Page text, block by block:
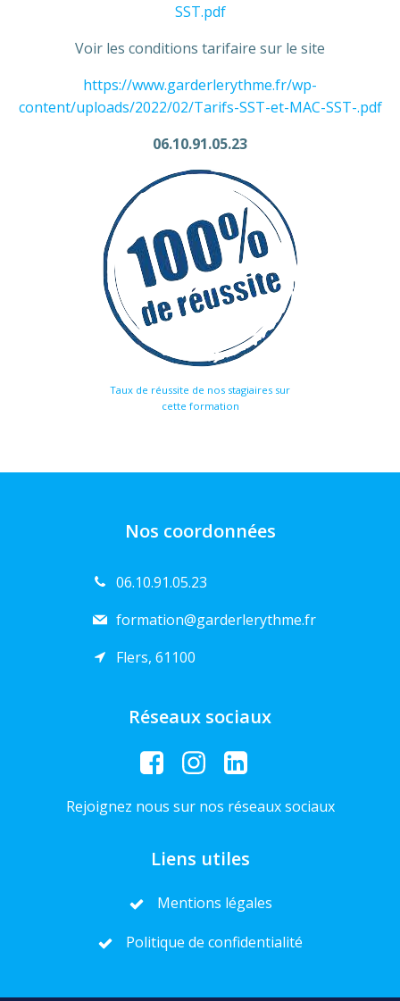
SST.pdf
Voir les conditions tarifaire sur le site
https://www.garderlerythme.fr/wp-
content/uploads/2022/02/Tarifs-SST-et-MAC-SST-.pdf
06.10.91.05.23
Taux de réussite de nos stagiaires sur
cette formation
Nos coordonnées
06.10.91.05.23
formation@garderlerythme.fr
Flers, 61100
Réseaux sociaux
Rejoignez nous sur nos réseaux sociaux
Liens utiles
Mentions légales
Politique de confidentialité